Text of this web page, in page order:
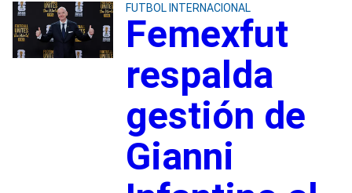
FUTBOL INTERNACIONAL
Femexfut
respalda
gestión de
Gianni